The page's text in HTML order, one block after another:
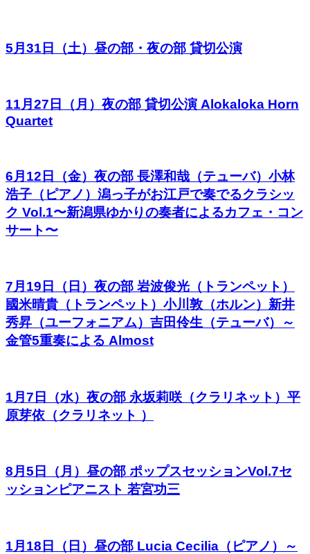
5月31日（土）昼の部・夜の部 貸切公演
11月27日（月）夜の部 貸切公演 Alokaloka Horn
Quartet
6月12日（金）夜の部 長澤和哉（テューバ）小林
浩子（ピアノ）潟っ子がお江戸で奏でるクラシッ
ク Vol.1〜新潟県ゆかりの奏者によるカフェ・コン
サート〜
7月19日（日）夜の部 岩波俊光（トランペット）
國米晴貴（トランペット）小川敦（ホルン）新井
秀昇（ユーフォニアム）吉田伶生（テューバ）～
金管5重奏による Almost
1月7日（水）夜の部 永坂莉咲（クラリネット）平
原芽依（クラリネット ）
8月5日（月）昼の部 ポップスセッションVol.7セ
ッションピアニスト 若宮功三
1月18日（日）昼の部 Lucia Cecilia（ピアノ）～